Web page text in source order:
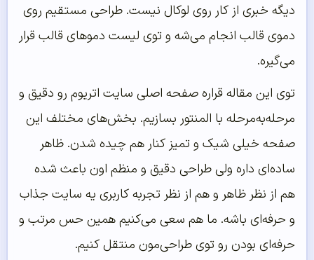
دیگه خبری از کار روی لوکال نیست. طراحی مستقیم روی
دموی قالب انجام می‌شه و توی لیست دموهای قالب قرار
می‌گیره.
توی این مقاله قراره صفحه اصلی سایت اتریوم رو دقیق و
مرحله‌به‌مرحله با المنتور بسازیم. بخش‌های مختلف این
صفحه خیلی شیک و تمیز کنار هم چیده شدن. ظاهر
ساده‌ای داره ولی طراحی دقیق و منظم اون باعث شده
هم از نظر ظاهر و هم از نظر تجربه کاربری یه سایت جذاب
و حرفه‌ای باشه. ما هم سعی می‌کنیم همین حس مرتب و
حرفه‌ای بودن رو توی طراحی‌مون منتقل کنیم.